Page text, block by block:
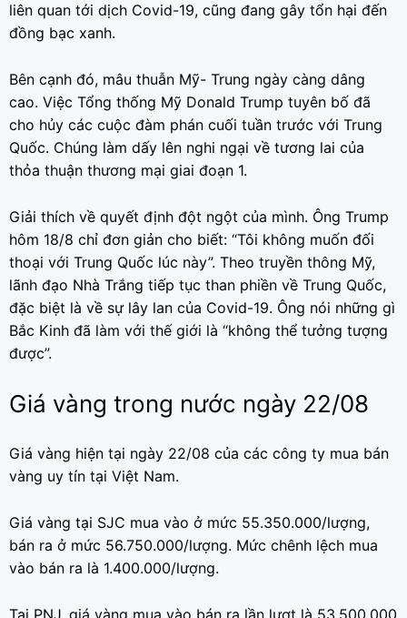
liên quan tới dịch Covid-19, cũng đang gây tổn hại đến
đồng bạc xanh.
Bên cạnh đó, mâu thuẫn Mỹ- Trung ngày càng dâng
cao. Việc Tổng thống Mỹ Donald Trump tuyên bố đã
cho hủy các cuộc đàm phán cuối tuần trước với Trung
Quốc. Chúng làm dấy lên nghi ngại về tương lai của
thỏa thuận thương mại giai đoạn 1.
Giải thích về quyết định đột ngột của mình. Ông Trump
hôm 18/8 chỉ đơn giản cho biết: “Tôi không muốn đối
thoại với Trung Quốc lúc này”. Theo truyền thông Mỹ,
lãnh đạo Nhà Trắng tiếp tục than phiền về Trung Quốc,
đặc biệt là về sự lây lan của Covid-19. Ông nói những gì
Bắc Kinh đã làm với thế giới là “không thể tưởng tượng
được”.
Giá vàng trong nước ngày 22/08
Giá vàng hiện tại ngày 22/08 của các công ty mua bán
vàng uy tín tại Việt Nam.
Giá vàng tại SJC mua vào ở mức 55.350.000/lượng,
bán ra ở mức 56.750.000/lượng. Mức chênh lệch mua
vào bán ra là 1.400.000/lượng.